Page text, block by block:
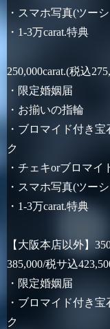
・スマホ写真(ツー
・1-3万carat.特典
250,000carat.(税込
・限定婚姻届
・お揃いの指輪
・ブロマイド付き
ク
・チェキorブロマイ
・スマホ写真(ツー
・1-3万carat.特典
【大阪本店以外】
385,000/税サ込
・限定婚姻届
・ブロマイド付き
ク